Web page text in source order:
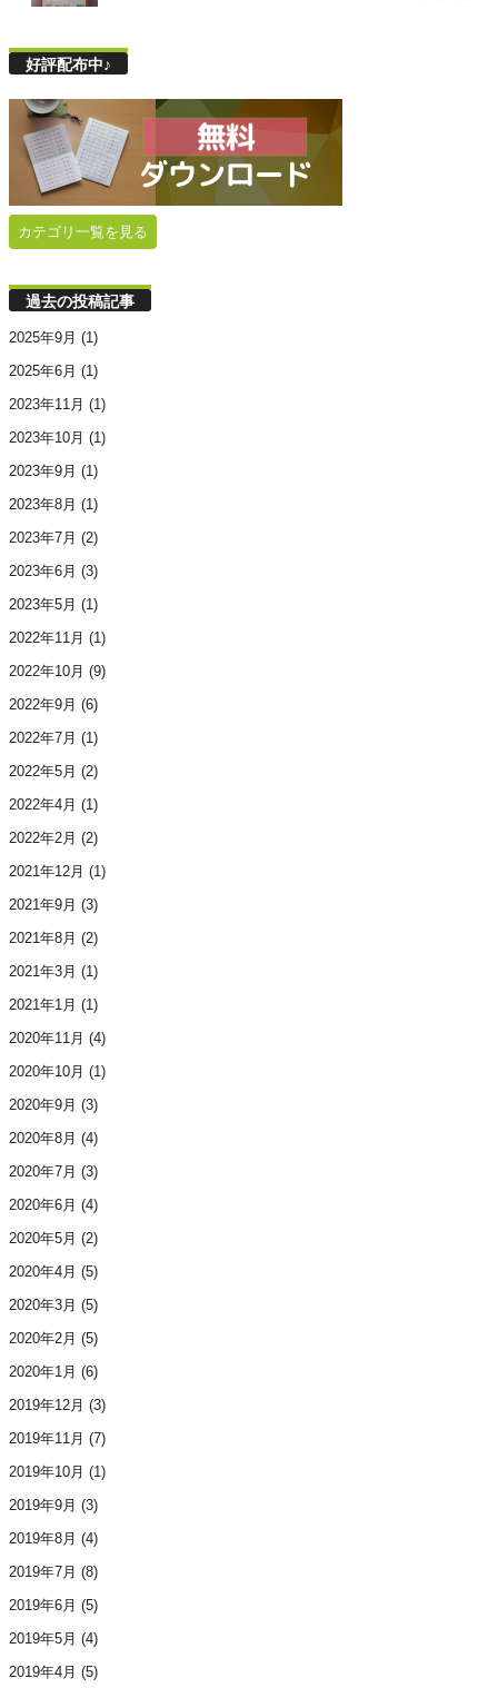
好評配布中♪
カテゴリ一覧を見る
過去の投稿記事
2025年9月 (1)
2025年6月 (1)
2023年11月 (1)
2023年10月 (1)
2023年9月 (1)
2023年8月 (1)
2023年7月 (2)
2023年6月 (3)
2023年5月 (1)
2022年11月 (1)
2022年10月 (9)
2022年9月 (6)
2022年7月 (1)
2022年5月 (2)
2022年4月 (1)
2022年2月 (2)
2021年12月 (1)
2021年9月 (3)
2021年8月 (2)
2021年3月 (1)
2021年1月 (1)
2020年11月 (4)
2020年10月 (1)
2020年9月 (3)
2020年8月 (4)
2020年7月 (3)
2020年6月 (4)
2020年5月 (2)
2020年4月 (5)
2020年3月 (5)
2020年2月 (5)
2020年1月 (6)
2019年12月 (3)
2019年11月 (7)
2019年10月 (1)
2019年9月 (3)
2019年8月 (4)
2019年7月 (8)
2019年6月 (5)
2019年5月 (4)
2019年4月 (5)